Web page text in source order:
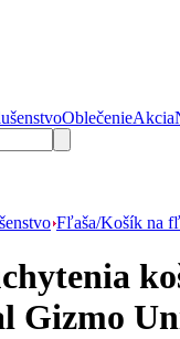
OblečenieAkcia
Fľaša/Košík na
Gizmo